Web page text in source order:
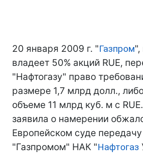
20 января 2009 г. "Газпром",
владеет 50% акций RUE,
"Нафтогазу" право
размере 1,7 млрд долл.,
объеме 11 млрд куб. м с
заявила о намерении
Европейском суде передачу
"Газпромом" НАК "Нафтогаз